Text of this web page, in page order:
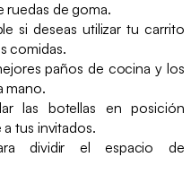
ruedas de goma.
si deseas utilizar tu carrito
comidas.
paños de cocina y los
mano.
las botellas en posición
tus invitados.
dividir el espacio de